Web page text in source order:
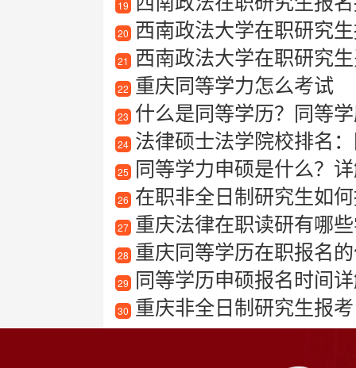
19
20 西南政法大学在职研究生报考
21 西南政法大学在职研究
22 重庆同等学力怎么考试
23 什么是同等学历？同等
24 法律硕士法学院校排名
25 同等学力申硕是什么？
26 在职非全日制研究生如
27 重庆法律在职读研有哪些
28 重庆同等学历在职报名
29 同等学历申硕报名时间
30 重庆非全日制研究生报考